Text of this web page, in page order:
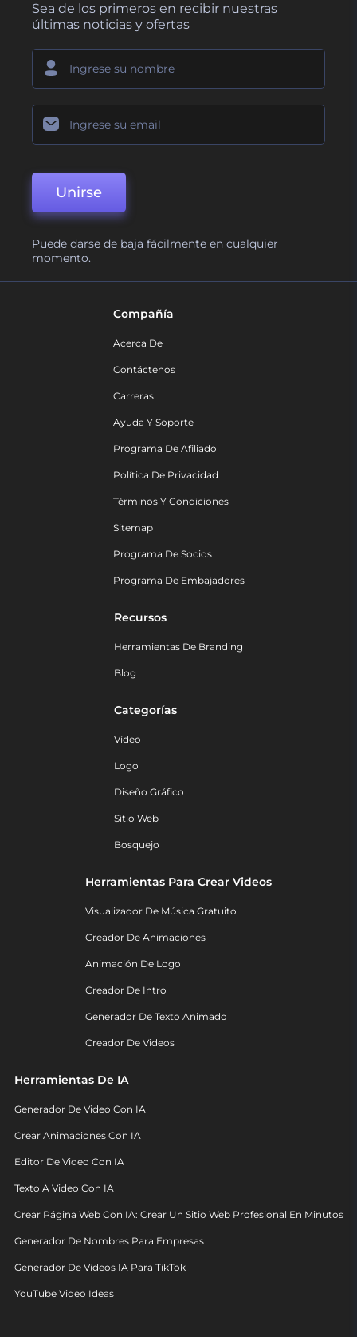
Sea de los primeros en recibir nuestras
últimas noticias y ofertas
Unirse
Puede darse de baja fácilmente en cualquier
momento.
Compañía
Acerca De
Contáctenos
Carreras
Ayuda Y Soporte
Programa De Afiliado
Política De Privacidad
Términos Y Condiciones
Sitemap
Programa De Socios
Programa De Embajadores
Recursos
Herramientas De Branding
Blog
Categorías
Vídeo
Logo
Diseño Gráfico
Sitio Web
Bosquejo
Herramientas Para Crear Videos
Visualizador De Música Gratuito
Creador De Animaciones
Animación De Logo
Creador De Intro
Generador De Texto Animado
Creador De Videos
Herramientas De IA
Generador De Video Con IA
Crear Animaciones Con IA
Editor De Video Con IA
Texto A Video Con IA
Crear Página Web Con IA: Crear Un Sitio Web Profesional En Minutos
Generador De Nombres Para Empresas
Generador De Videos IA Para TikTok
YouTube Video Ideas